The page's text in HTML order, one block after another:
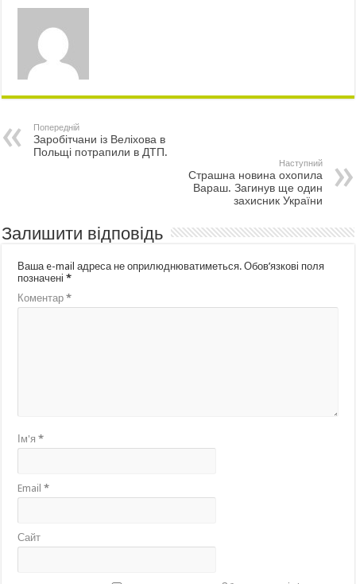
Попередній
Заробітчани із Веліхова в
Польщі потрапили в ДТП.
Наступний
Страшна новина охопила
Вараш. Загинув ще один
захисник України
Залишити відповідь
Ваша e-mail адреса не оприлюднюватиметься. Обов’язкові поля
позначені*
Коментар*
Ім'я*
Email*
Сайт